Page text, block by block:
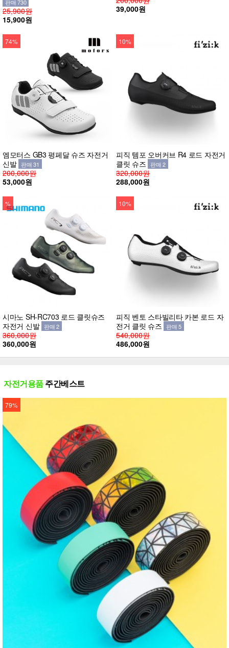
판매 730
25,900원
15,900원
39,000원
74%
엠모터스 GB3 평페달 슈즈 자전거
신발 판매 31
200,000원
53,000원
10%
피직 템포 오버커브 R4 로드 자전거
클릿 슈즈 판매 2
320,000원
288,000원
%
시마노 SH-RC703 로드 클릿슈즈
자전거 신발 판매 2
360,000원
360,000원
10%
피직 벤토 스타빌리타 카본 로드 자
전거 클릿 슈즈 판매 5
540,000원
486,000원
자전거용품주간베스트
79%